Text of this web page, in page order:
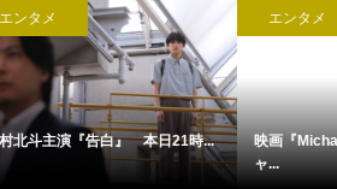
ジ
エンタメ
映画『オークストリートの異変』×...